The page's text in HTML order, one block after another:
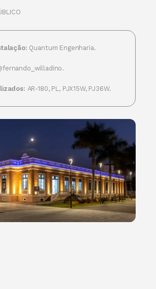
Quantum Engenharia.
AR-180, PL, PJX15W, PJ36W.